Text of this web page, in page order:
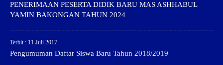
PENERIMAAN PESERTA DIDIK BARU MAS ASHHABUL
YAMIN BAKONGAN TAHUN 2024
Terbit : 11 Juli 2017
Pengumuman Daftar Siswa Baru Tahun 2018/2019